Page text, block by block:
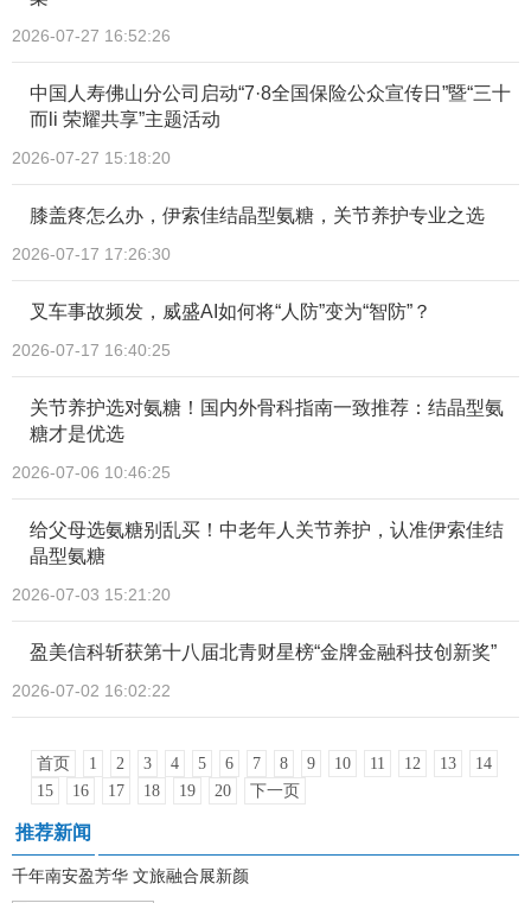
2026-07-27 16:52:26
中国人寿佛山分公司启动“7·8全国保险公众宣传日”暨“三十
而li 荣耀共享”主题活动
2026-07-27 15:18:20
膝盖疼怎么办，伊索佳结晶型氨糖，关节养护专业之选
2026-07-17 17:26:30
叉车事故频发，威盛AI如何将“人防”变为“智防”？
2026-07-17 16:40:25
关节养护选对氨糖！国内外骨科指南一致推荐：结晶型氨
糖才是优选
2026-07-06 10:46:25
给父母选氨糖别乱买！中老年人关节养护，认准伊索佳结
晶型氨糖
2026-07-03 15:21:20
盈美信科斩获第十八届北青财星榜“金牌金融科技创新奖”
2026-07-02 16:02:22
首页 1 2 3 4 5 6 7 8 9 10 11 12 13
14
15
16 17 18 19 20 下一页
推荐新闻
千年南安盈芳华 文旅融合展新颜